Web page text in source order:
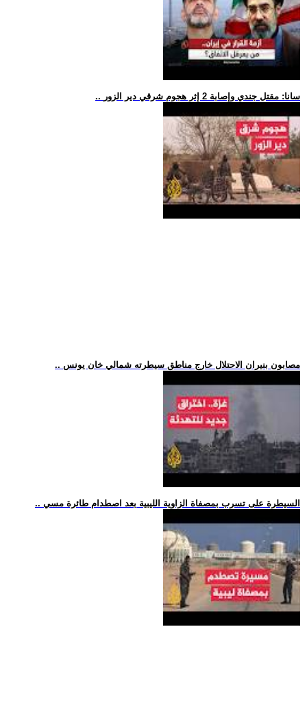
.. سانا: مقتل جندي وإصابة 2 إثر هجوم شرقي دير الزور
.. مصابون بنيران الاحتلال خارج مناطق سيطرته شمالي خان يونس
.. السيطرة على تسرب بمصفاة الزاوية الليبية بعد اصطدام طائرة مسي